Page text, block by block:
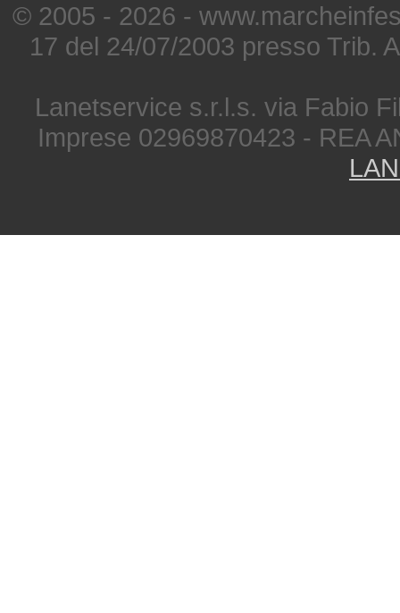
© 2005 - 2026 -
17 del 24/07/2003 presso Trib.
Lanetservice s.r.l.s. via Fabio
Imprese 02969870423 - REA